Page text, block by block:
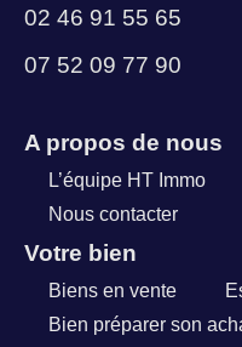
02 46 91 55 65
07 52 09 77 90
A propos de nous
L’équipe HT Immo
Nous contacter
Votre bien
Biens en vente
Bien préparer son